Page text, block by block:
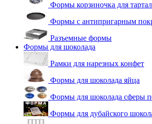
Формы корзиночка для
Формы с антипригарным
Разъемные формы
Формы для шоколада
Рамки для нарезных конфет
Формы для шоколада яйца
Формы для шоколада сферы
Формы для дубайского